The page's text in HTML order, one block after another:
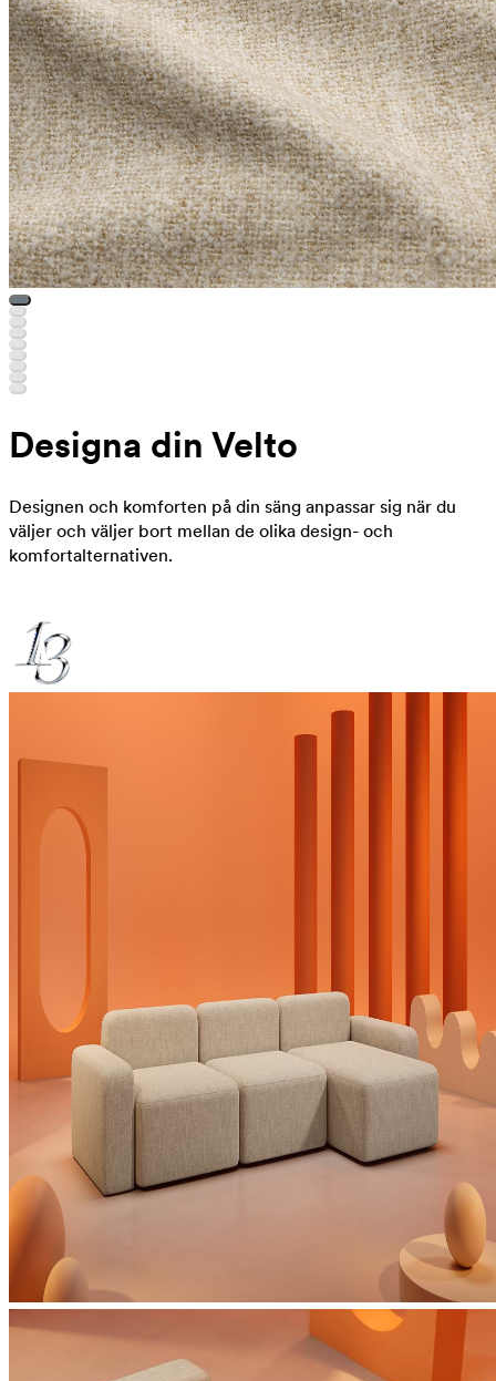
Designa din Velto
Designen och komforten på din säng anpassar sig när du
väljer och väljer bort mellan de olika design- och
komfortalternativen.